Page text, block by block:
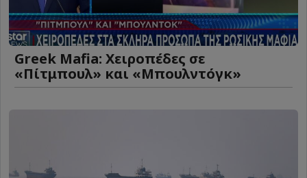
Greek Mafia: Χειροπέδες σε
«Πίτμπουλ» και «Μπουλντόγκ»